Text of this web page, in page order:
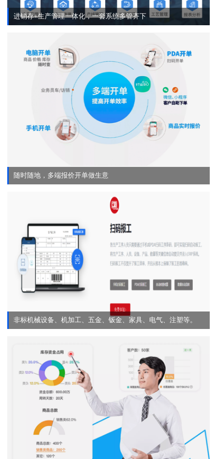
进销存+生产管理一体化，一套系统多管齐下
随时随地，多端报价开单做生意
非标机械设备、机加工、五金、钣金、家具、电气、注塑等。